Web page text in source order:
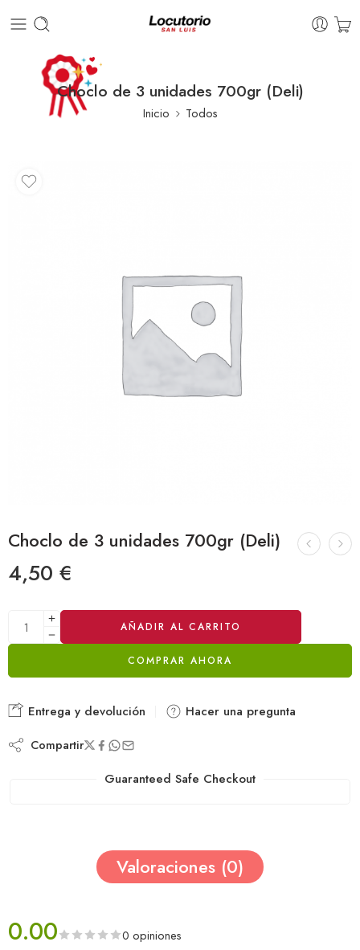
Choclo de 3 unidades 700gr (Deli)
Inicio Todos
Choclo de 3 unidades 700gr (Deli)
4,50 €
AÑADIR AL CARRITO
COMPRAR AHORA
Alternative:
Entrega y devolución Hacer una pregunta
Compartir
Guaranteed Safe Checkout
Valoraciones (0)
0.00 0 opiniones